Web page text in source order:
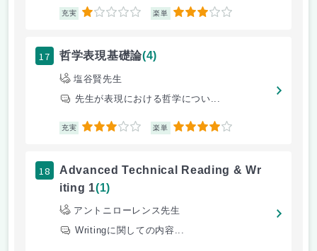
充実 1 楽単 3
17 哲学表現基礎論(4)
塩谷賢先生
先生が表現における哲学につい...
充実 3 楽単 4
18
Advanced Technical Reading & Wr
iting 1(1)
アントニローレンス先生
Writingに関しての内容...